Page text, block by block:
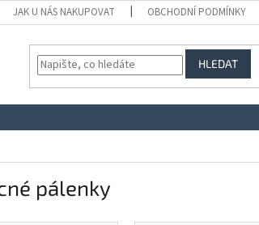
JAK U NÁS NAKUPOVAT OBCHODNÍ PODMÍNKY
HLEDAT
pálenky